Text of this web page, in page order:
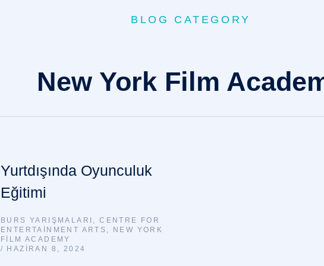
BLOG CATEGORY
New York Film
Yurtdışında Oyunculuk
Eğitimi
BURS YARIŞMALARI ,CENTRE FOR
ENTERTAINMENT ARTS ,
NEW YORK
FILM ACADEMY
HAZIRAN 8, 2024